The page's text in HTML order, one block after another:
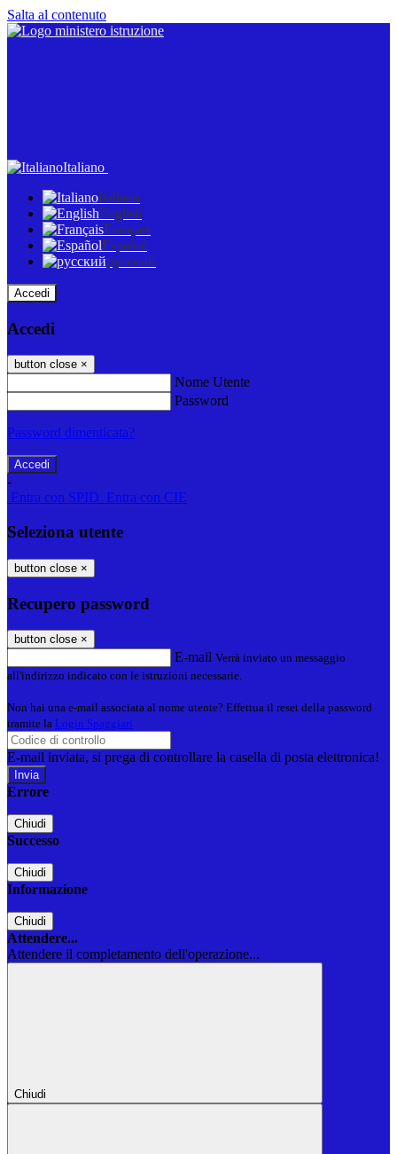
Salta al contenuto
Italiano
Italiano
English
Français
Español
русский
Accedi
Accedi
button close ×
Nome Utente
Password
Password dimenticata?
-
Entra con SPID
Entra con CIE
Seleziona utente
button close ×
Recupero password
button close ×
E-mail Verrà inviato un messaggio
all'indirizzo indicato con le istruzioni necessarie.
Non hai una e-mail associata al nome utente? Effettua il reset della password
tramite la Login Spaggiari
E-mail inviata, si prega di controllare la casella di posta elettronica!
Errore
Chiudi
Successo
Chiudi
Informazione
Chiudi
Attendere...
Attendere il completamento dell'operazione...
Chiudi